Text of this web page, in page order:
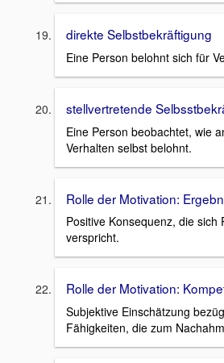
direkte Selbstbekräftigung
Eine Person belohnt sich für
stellvertretende
Eine Person beobachtet, wie
Verhalten selbst belohnt.
Rolle der Motivation:
Positive Konsequenz, die sich
verspricht.
Rolle der Motivation:
Subjektive Einschätzung
Fähigkeiten, die zum